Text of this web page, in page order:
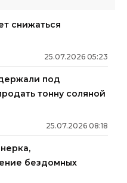
снижаться
25.07.2026 05:23
под
тонну соляной
25.07.2026 08:18
бездомных